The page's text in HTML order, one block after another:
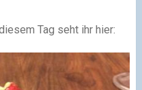
Tag seht ihr hier: